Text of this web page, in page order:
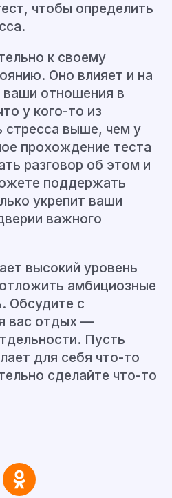
чтобы определить
к своему
Оно влияет и на
ваши отношения в
у кого-то из
стресса выше, чем у
прохождение теста
разговор об этом и
поддержать
укрепит ваши
важного
высокий уровень
амбициозные
Обсудите с
вас отдых —
Пусть
для себя что-то
сделайте что-то